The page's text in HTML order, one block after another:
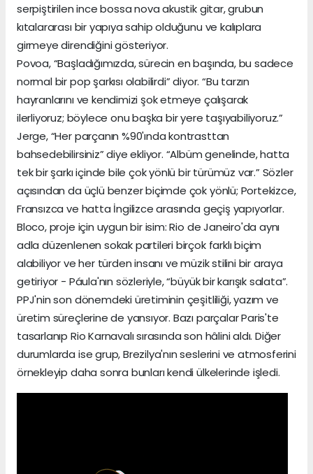
serpiştirilen ince bossa nova akustik gitar, grubun
kıtalararası bir yapıya sahip olduğunu ve kalıplara
girmeye direndiğini gösteriyor.
Povoa, “Başladığımızda, sürecin en başında, bu sadece
normal bir pop şarkısı olabilirdi” diyor. “Bu tarzın
hayranlarını ve kendimizi şok etmeye çalışarak
ilerliyoruz; böylece onu başka bir yere taşıyabiliyoruz.”
Jerge, “Her parçanın %90'ında kontrasttan
bahsedebilirsiniz” diye ekliyor. “Albüm genelinde, hatta
tek bir şarkı içinde bile çok yönlü bir türümüz var.” Sözler
açısından da üçlü benzer biçimde çok yönlü; Portekizce,
Fransızca ve hatta İngilizce arasında geçiş yapıyorlar.
Bloco, proje için uygun bir isim: Rio de Janeiro'da aynı
adla düzenlenen sokak partileri birçok farklı biçim
alabiliyor ve her türden insanı ve müzik stilini bir araya
getiriyor - Páula'nın sözleriyle, “büyük bir karışık salata”.
PPJ'nin son dönemdeki üretiminin çeşitliliği, yazım ve
üretim süreçlerine de yansıyor. Bazı parçalar Paris'te
tasarlanıp Rio Karnavalı sırasında son hâlini aldı. Diğer
durumlarda ise grup, Brezilya'nın seslerini ve atmosferini
örnekleyip daha sonra bunları kendi ülkelerinde işledi.